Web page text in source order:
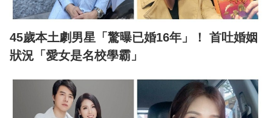
45歲本土劇男星「驚曝已婚16年」！ 首吐婚姻
狀況「愛女是名校學霸」